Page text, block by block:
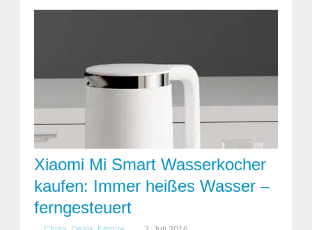
Xiaomi Mi Smart Wasserkocher
kaufen: Immer heißes Wasser –
ferngesteuert